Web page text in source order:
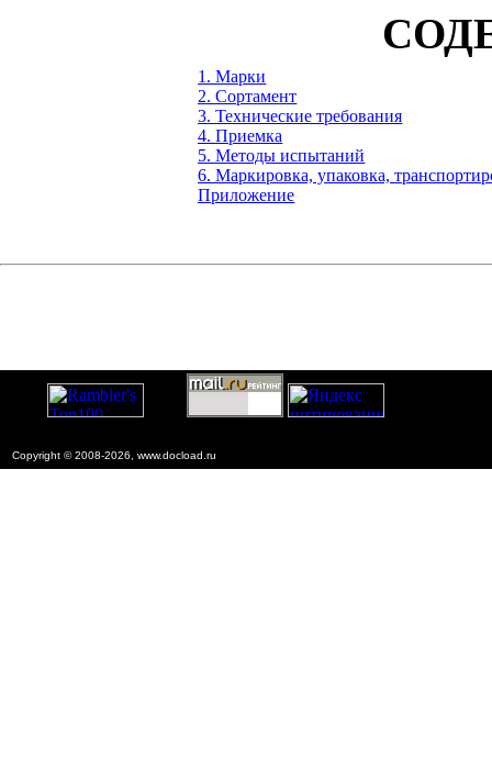
1. Марки
2. Сортамент
3. Технические требования
4. Приемка
5. Методы испытаний
6. Маркировка, упаковка,
Приложение
Copyright © 2008-2026, www.docload.ru